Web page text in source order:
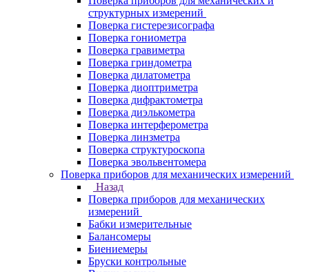
структурных измерений
Поверка гистерезисографа
Поверка гониометра
Поверка гравиметра
Поверка гриндометра
Поверка дилатометра
Поверка диоптриметра
Поверка дифрактометра
Поверка диэлькометра
Поверка интерферометра
Поверка линзметра
Поверка структуроскопа
Поверка эвольвентомера
Поверка приборов для механических измерений
Назад
Поверка приборов для механических
измерений
Бабки измерительные
Балансомеры
Биениемеры
Бруски контрольные